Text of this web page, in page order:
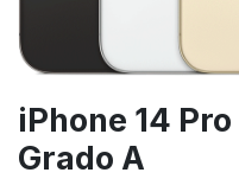
iPhone 14
Grado A